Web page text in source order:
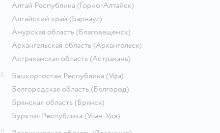
Алтай Республика (Горно-Алтайск)
Алтайский край (Барнаул)
Амурская область (Благовещенск)
Архангельская область (Архангельск)
Астраханская область (Астрахань)
Башкортостан Республика (Уфа)
Белгородская область (Белгород)
Брянская область (Брянск)
Бурятия Республика (Улан-Удэ)